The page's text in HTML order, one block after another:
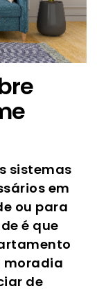
sistemas
em
ou para
é que
moradia
de